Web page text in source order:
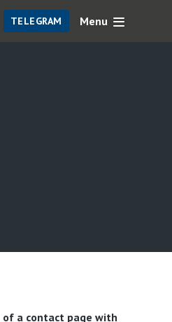
TELEGRAM Menu
a contact page with